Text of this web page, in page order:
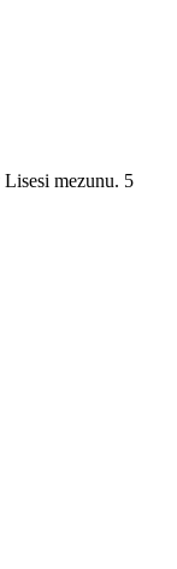
mezunu. 5